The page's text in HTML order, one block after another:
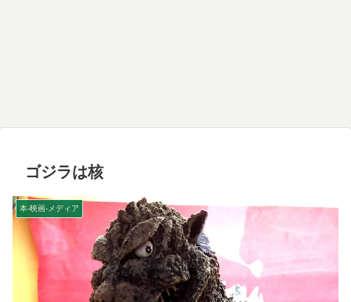
ゴジラは核
本-映画-メディア